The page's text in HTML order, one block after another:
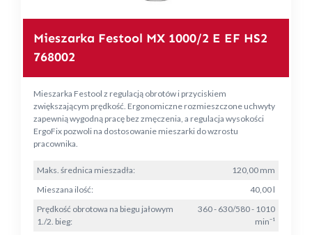
Mieszarka Festool MX 1000/2 E EF HS2
768002
Mieszarka Festool z regulacją obrotów i przyciskiem
zwiększającym prędkość. Ergonomiczne rozmieszczone uchwyty
zapewnią wygodną pracę bez zmęczenia, a regulacja wysokości
ErgoFix pozwoli na dostosowanie mieszarki do wzrostu
pracownika.
Maks. średnica mieszadła:
120,00 mm
Mieszana ilość:
40,00 l
Prędkość obrotowa na biegu jałowym
1./2. bieg:
360 - 630/580 - 1010
min⁻¹